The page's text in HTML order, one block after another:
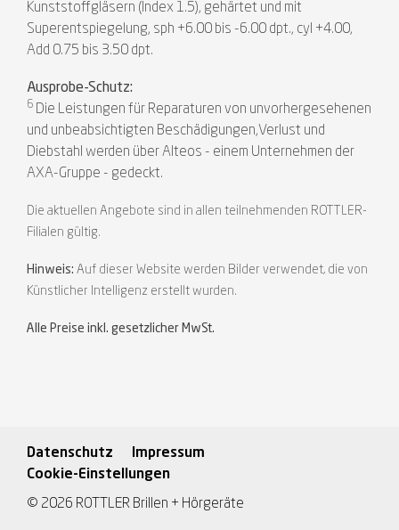
Kunststoffgläsern (Index 1.5), gehärtet und mit
Superentspiegelung, sph +6.00 bis -6.00 dpt., cyl +4.00,
Add 0.75 bis 3.50 dpt.
Ausprobe-Schutz:
6 Die Leistungen für Reparaturen von unvorhergesehenen
und unbeabsichtigten Beschädigungen,Verlust und
Diebstahl werden über Alteos - einem Unternehmen der
AXA-Gruppe - gedeckt.
Die aktuellen Angebote sind in allen teilnehmenden ROTTLER-
Filialen gültig.
Hinweis: Auf dieser Website werden Bilder verwendet, die von
Künstlicher Intelligenz erstellt wurden.
Alle Preise inkl. gesetzlicher MwSt.
Datenschutz
Impressum
Cookie-Einstellungen
© 2026 ROTTLER Brillen + Hörgeräte